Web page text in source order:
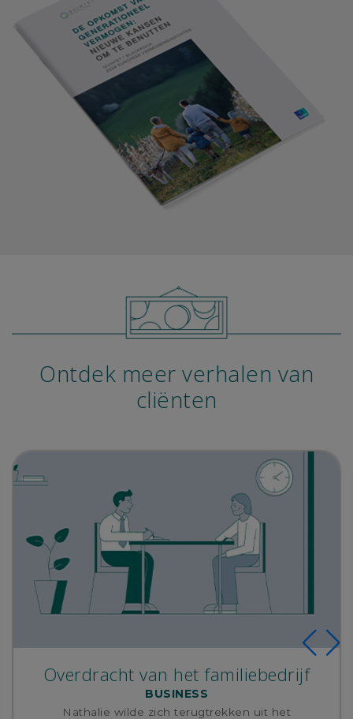
Ontdek meer verhalen van
cliënten
Overdracht van het familiebedrijf
BUSINESS
Nathalie wilde zich terugtrekken uit het